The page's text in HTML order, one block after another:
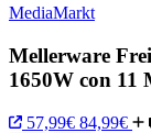
MediaMarkt
Mellerware
1650W con 11
57,99€ 84,99€